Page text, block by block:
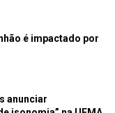
é impactado por
anunciar